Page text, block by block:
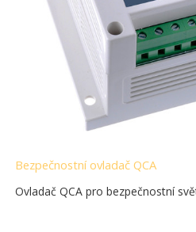
Bezpečnostní ovladač QCA
Ovladač QCA pro bezpečnostní